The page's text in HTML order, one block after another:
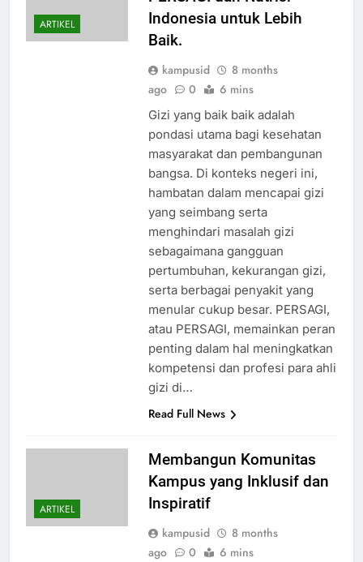
ARTIKEL
Indonesia untuk Lebih
Baik.
kampusid
8 months
ago
0 6 mins
Gizi yang baik baik adalah
pondasi utama bagi kesehatan
masyarakat dan pembangunan
bangsa. Di konteks negeri ini,
hambatan dalam mencapai gizi
yang seimbang serta
menghindari masalah gizi
sebagaimana gangguan
pertumbuhan, kekurangan gizi,
serta berbagai penyakit yang
menular cukup besar. PERSAGI,
atau PERSAGI, memainkan peran
penting dalam hal meningkatkan
kompetensi dan profesi para ahli
gizi di…
Read Full News
ARTIKEL
Membangun Komunitas
Kampus yang Inklusif dan
Inspiratif
kampusid
8 months
ago
0 6 mins